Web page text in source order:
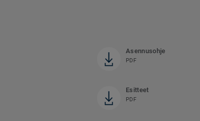
Asennusohje
PDF
Esitteet
PDF